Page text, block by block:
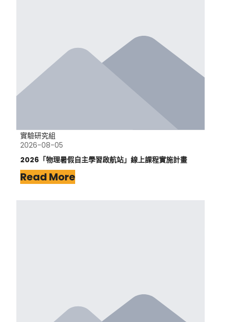
實驗研究組
2026-08-05
2026「物理暑假自主學習啟航站」線上課程實施計畫
Read More